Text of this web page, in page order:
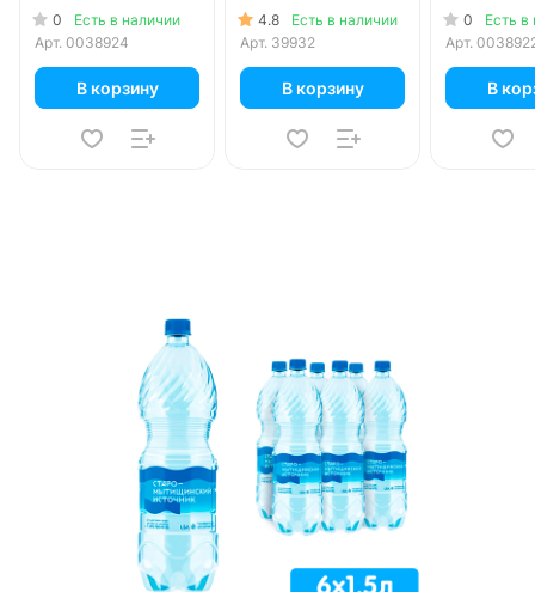
газ, пэт, 6 шт. в уп.
0
Есть в наличии
Арт. 0038924
В корзину
0.5 литра, без газа,
пэт, 12 шт. в уп.
4.8
Есть в наличии
Арт. 39932
В корзину
литра,
шт. в уп.
0
Есть в
Арт.
В